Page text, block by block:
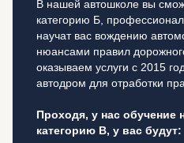
В нашей автошколе вы
категорию Б,
научат вас вождению
нюансами правил
оказываем услуги с 2015
автодром для отработки
Проходя, у нас обучение
категорию B, у вас будут: